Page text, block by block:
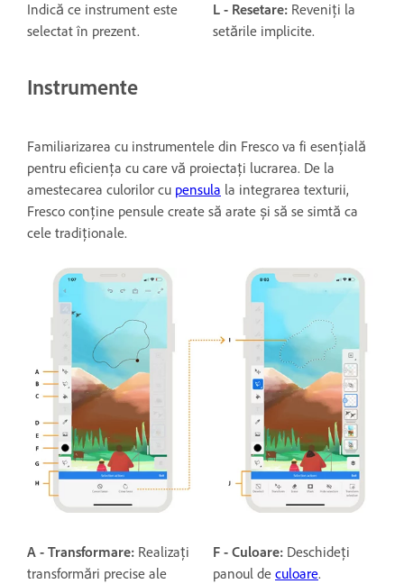
Indică ce instrument este
selectat în prezent.
L - Resetare: Reveniți la
setările implicite.
Instrumente
Familiarizarea cu instrumentele din Fresco va fi esențială
pentru eficiența cu care vă proiectați lucrarea. De la
amestecarea culorilor cu pensula la integrarea texturii,
Fresco conține pensule create să arate și să se simtă ca
cele tradiționale.
A - Transformare: Realizați
transformări precise ale
F - Culoare: Deschideți
panoul de culoare.